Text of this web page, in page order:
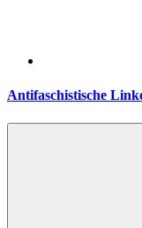
Antifaschistische